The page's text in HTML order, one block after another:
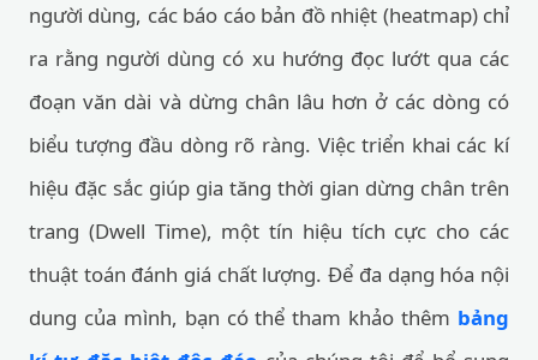
người dùng, các báo cáo bản đồ nhiệt (heatmap) chỉ
ra rằng người dùng có xu hướng đọc lướt qua các
đoạn văn dài và dừng chân lâu hơn ở các dòng có
biểu tượng đầu dòng rõ ràng. Việc triển khai các kí
hiệu đặc sắc giúp gia tăng thời gian dừng chân trên
trang (Dwell Time), một tín hiệu tích cực cho các
thuật toán đánh giá chất lượng. Để đa dạng hóa nội
dung của mình, bạn có thể tham khảo thêm bảng